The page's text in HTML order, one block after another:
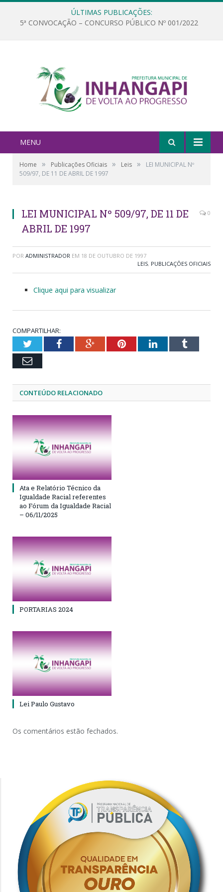
ÚLTIMAS PUBLICAÇÕES:
5ª CONVOCAÇÃO – CONCURSO PÚBLICO Nº 001/2022
MENU
Home » Publicações Oficiais » Leis »
LEI MUNICIPAL Nº
509/97, DE 11 DE ABRIL DE 1997
LEI MUNICIPAL Nº 509/97, DE 11 DE
ABRIL DE 1997
0
POR ADMINISTRADOR EM 18 DE OUTUBRO DE 1997
LEIS, PUBLICAÇÕES OFICIAIS
Clique aqui para visualizar
COMPARTILHAR:
TwitterFacebookGoogle+PinterestLinkedInTumblr
Email
CONTEÚDO RELACIONADO
Ata e Relatório Técnico da
Igualdade Racial referentes
ao Fórum da Igualdade Racial
– 06/11/2025
PORTARIAS 2024
Lei Paulo Gustavo
Os comentários estão fechados.